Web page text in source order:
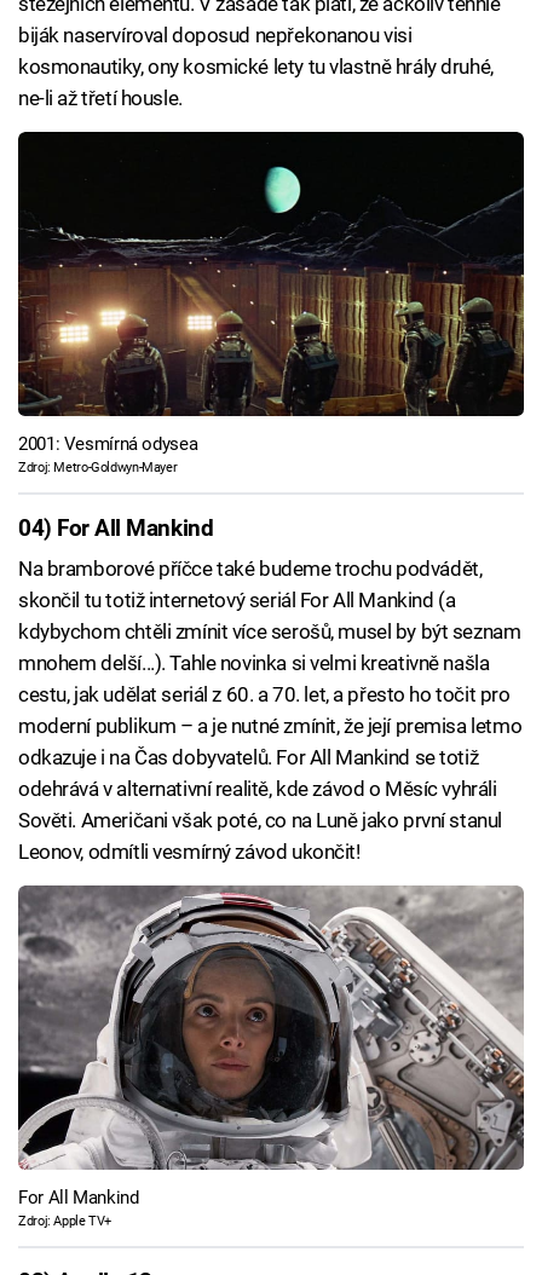
biják naservíroval doposud nepřekonanou visi
kosmonautiky, ony kosmické lety tu vlastně hrály druhé,
ne-li až třetí housle.
2001: Vesmírná odysea
Zdroj: Metro-Goldwyn-Mayer
04) For All Mankind
Na bramborové příčce také budeme trochu podvádět,
skončil tu totiž internetový seriál For All Mankind (a
kdybychom chtěli zmínit více serošů, musel by být seznam
mnohem delší...). Tahle novinka si velmi kreativně našla
cestu, jak udělat seriál z 60. a 70. let, a přesto ho točit pro
moderní publikum – a je nutné zmínit, že její premisa letmo
odkazuje i na Čas dobyvatelů. For All Mankind se totiž
odehrává v alternativní realitě, kde závod o Měsíc vyhráli
Sověti. Američani však poté, co na Luně jako první stanul
Leonov, odmítli vesmírný závod ukončit!
For All Mankind
Zdroj: Apple TV+